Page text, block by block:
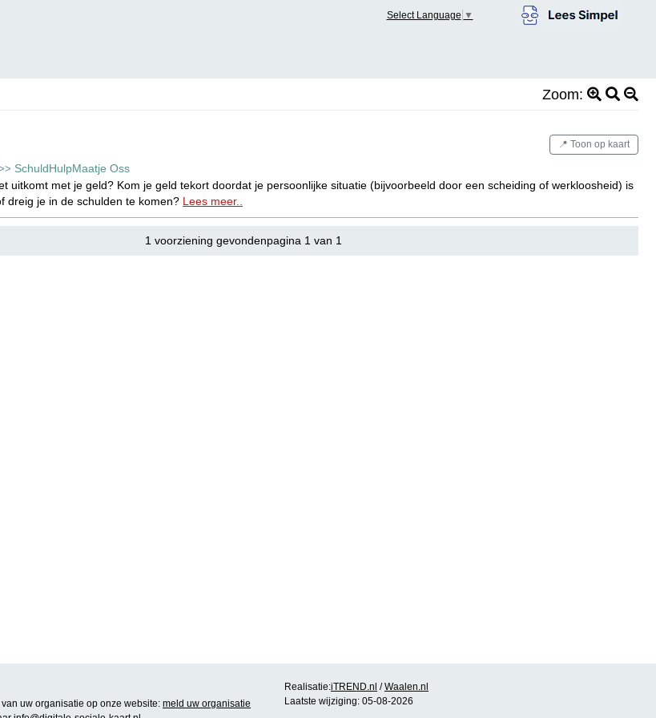
Select Language ▼
Zoom:
📍 Toon op kaart
SchuldHulpMaatje Oss
uitkomt met je geld? Kom je geld tekort doordat je persoonlijke situatie (bijvoorbeeld door een scheiding of werkloosheid) is
dreig je in de schulden te komen? Lees meer..
1 voorziening gevondenpagina 1 van 1
uw organisatie op onze website: meld uw organisatie
Realisatie:iTREND.nl /Waalen.nl
Laatste wijziging: 05-08-2026